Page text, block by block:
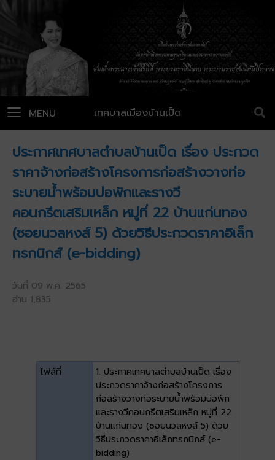
เทศบาลเมืองบ้านเป็ด
MENU
ประกาศเทศบาลตำบลบ้านเป็ด เรื่อง ประกวด
ราคาจ้างก่อสร้างโครงการก่อสร้างวางท่อ
ระบายน้ำพร้อมบ่อพักและรางวี
คอนกรีตเสริมเหล็ก หมู่ที่ 22 บ้านแก่นทอง
(ซอยนวลหงส์ 5) ด้วยวิธีประกวดราคาอิเล็ก
ทรกนิกส์ (e-bidding)
วันที่ 09 พ.ค. 2565
อ่าน 1,835
ไฟล์ที่
1. ประกาศเทศบาลตำบลบ้านเป็ด เรื่อง
ประกวดราคาจ้างก่อสร้างโครงการ
ก่อสร้างวางท่อระบายน้ำพร้อมบ่อพัก
และรางวีคอนกรีตเสริมเหล็ก หมู่ที่ 22
บ้านแก่นทอง (ซอยนวลหงส์ 5) ด้วย
วิธีประกวดราคาอิเล็กทรกนิกส์ (e-
bidding)